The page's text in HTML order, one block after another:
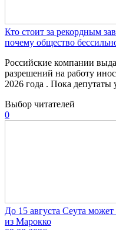
Кто стоит за рекордным
почему общество
Российские компании
разрешений на работу
2026 года . Пока депутаты
Выбор читателей
0
До 15 августа Сеута
из Марокко